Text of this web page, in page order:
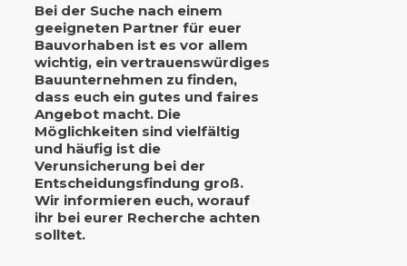
Bei der Suche nach einem
geeigneten Partner für euer
Bauvorhaben ist es vor allem
wichtig, ein vertrauenswürdiges
Bauunternehmen zu finden,
dass euch ein gutes und faires
Angebot macht. Die
Möglichkeiten sind vielfältig
und häufig ist die
Verunsicherung bei der
Entscheidungsfindung groß.
Wir informieren euch, worauf
ihr bei eurer Recherche achten
solltet.